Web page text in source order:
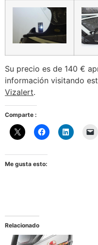
Su precio es de 140 €
información visitando
Vizalert.
Comparte :
Me gusta esto:
Relacionado